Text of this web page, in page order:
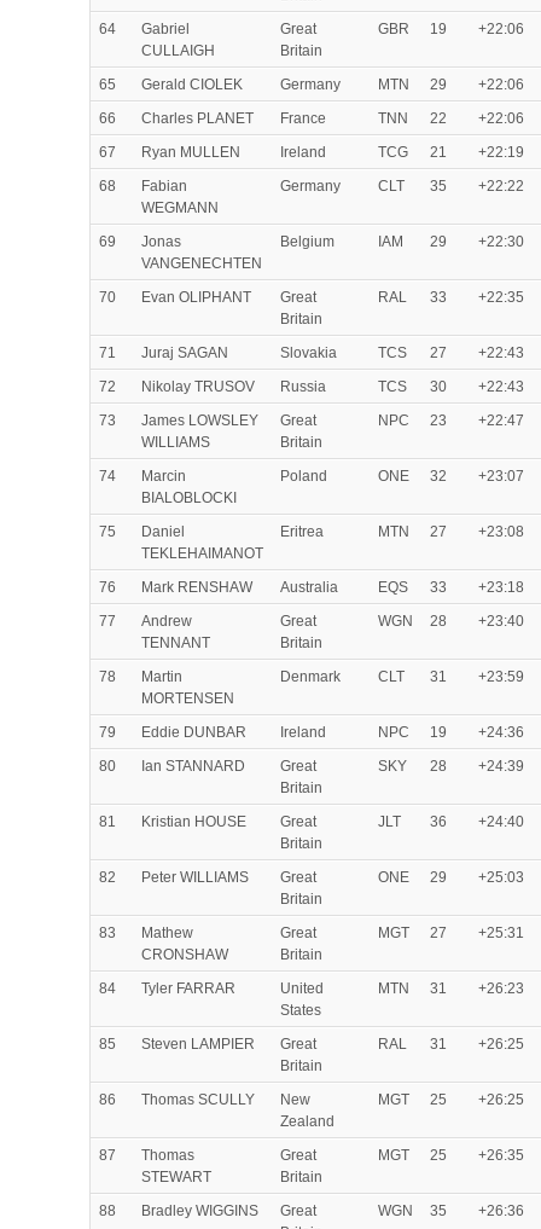
64
Gabriel
CULLAIGH
Great
Britain
GBR 19 +22:06
65 Gerald CIOLEK Germany MTN 29
+22:06
66
Charles PLANET France TNN 22
+22:06
67
Ryan MULLEN Ireland TCG 21
+22:19
68
Fabian
WEGMANN
Germany CLT 35 +22:22
69
Jonas
VANGENECHTEN
Belgium IAM 29 +22:30
70 Evan OLIPHANT
Great
Britain
RAL 33 +22:35
71 Juraj SAGAN Slovakia TCS 27
+22:43
72
Nikolay TRUSOV Russia TCS 30
+22:43
73
James LOWSLEY
WILLIAMS
Great
Britain
NPC 23 +22:47
74
Marcin
BIALOBLOCKI
Poland ONE 32 +23:07
75
Daniel
TEKLEHAIMANOT
Eritrea MTN 27 +23:08
76 Mark RENSHAW Australia EQS 33
+23:18
77
Andrew
TENNANT
Great
Britain
WGN 28 +23:40
78
Martin
MORTENSEN
Denmark CLT 31 +23:59
79 Eddie DUNBAR Ireland NPC 19
+24:36
80
Ian STANNARD
Great
Britain
SKY 28 +24:39
81 Kristian HOUSE
Great
Britain
JLT 36 +24:40
82 Peter WILLIAMS
Great
Britain
ONE 29 +25:03
83
Mathew
CRONSHAW
Great
Britain
MGT 27 +25:31
84 Tyler FARRAR
United
States
MTN 31 +26:23
85 Steven LAMPIER
Great
Britain
RAL 31 +26:25
86 Thomas SCULLY
New
Zealand
MGT 25 +26:25
87
Thomas
STEWART
Great
Britain
MGT 25 +26:35
88 Bradley WIGGINS
Great
WGN 35 +26:36